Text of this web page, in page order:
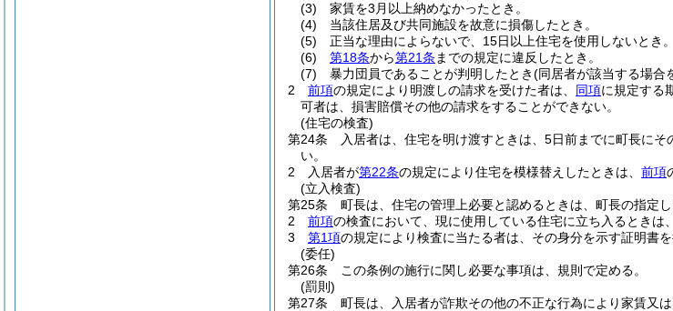
(3)
家賃を3月以上納めなかったとき。
(4)
当該住居及び共同施設を故意に損傷したとき。
(5)
正当な理由によらないで、15日以上住宅を使用しないとき。
(6)
第18条から第21条 までの規定に違反したとき。
(7)
暴力団員であることが判明したとき(同居者が該当する場合
2
前項の規定により明渡しの請求を受けた者は、 同項に規定する
可者は、損害賠償その他の請求をすることができない。
(住宅の検査)
第24条
入居者は、住宅を明け渡すときは、5日前までに町長に
い。
2
入居者が第22条の規定により住宅を模様替えしたときは、 前項
(立入検査)
第25条
町長は、住宅の管理上必要と認めるときは、町長の指定
2
前項の検査において、現に使用している住宅に立ち入るときは
3
第1項の規定により検査に当たる者は、その身分を示す証明書
(委任)
第26条
この条例の施行に関し必要な事項は、規則で定める。
(罰則)
第27条
町長は、入居者が詐欺その他の不正な行為により家賃又